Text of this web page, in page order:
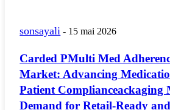
sonsayali - 15 mai 2026
Carded PMulti Med
Market: Advancing
Patient Complianceackaging
Demand for Retail-Ready